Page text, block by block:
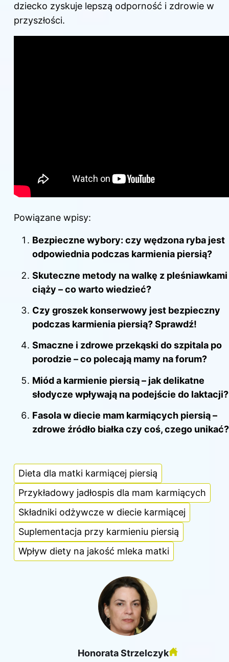
dziecko zyskuje lepszą odporność i zdrowie w
przyszłości.
Powiązane wpisy:
Bezpieczne wybory: czy wędzona ryba jest
odpowiednia podczas karmienia piersią?
Skuteczne metody na walkę z
ciąży – co warto wiedzieć?
Czy groszek konserwowy jest bezpieczny
podczas karmienia piersią? Sprawdź!
Smaczne i zdrowe przekąski do szpitala po
porodzie – co polecają mamy na forum?
Miód a karmienie piersią – jak delikatne
słodycze wpływają na podejście do laktacji?
Fasola w diecie mam karmiących piersią –
zdrowe źródło białka czy coś, czego unikać?
Dieta dla matki karmiącej piersią
Przykładowy jadłospis dla mam karmiących
Składniki odżywcze w diecie karmiącej
Suplementacja przy karmieniu piersią
Wpływ diety na jakość mleka matki
Honorata Strzelczyk